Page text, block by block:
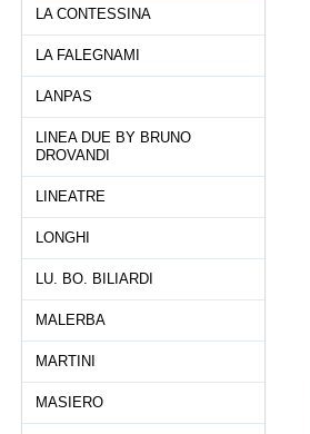
LA CONTESSINA
LA FALEGNAMI
LANPAS
LINEA DUE BY BRUNO
DROVANDI
LINEATRE
LONGHI
LU. BO. BILIARDI
MALERBA
MARTINI
MASIERO